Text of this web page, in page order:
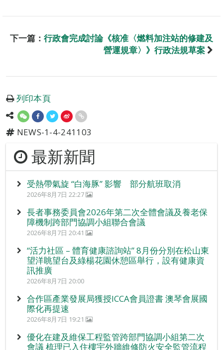
下一篇： 行政會完成討論《核准〈燃料加注站的修建及
營運規章〉》行政法規草案
列印本頁
NEWS-1-4-241103
最新新聞
受熱帶氣旋 “白海豚” 影響 部分航班取消
2026年8月7日 22:27
長者事務委員會2026年第二次全體會議及養老保
障機制跨部門協調小組聯合會議
2026年8月7日 20:41
“活力社區 – 體育健康諮詢站” 8月份分別在松山東
望洋眺望台及綠楊花園休憩區舉行，設有健康資
訊推廣
2026年8月7日 20:00
合作區產業發展局獲授ICCA會員證書 澳琴會展國
際化再提速
2026年8月7日 19:21
優化在建及維保工程監管跨部門協調小組第二次
會議 梳理已入住樓宇外牆維修防火安全監管流程